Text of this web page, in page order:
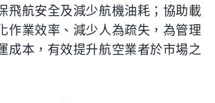
飛航安全及減少航機油耗；協助載
作業效率、減少人為疏失，為管理
成本，有效提升航空業者於市場之